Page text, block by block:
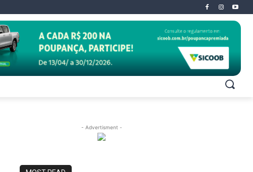
- Advertisment -